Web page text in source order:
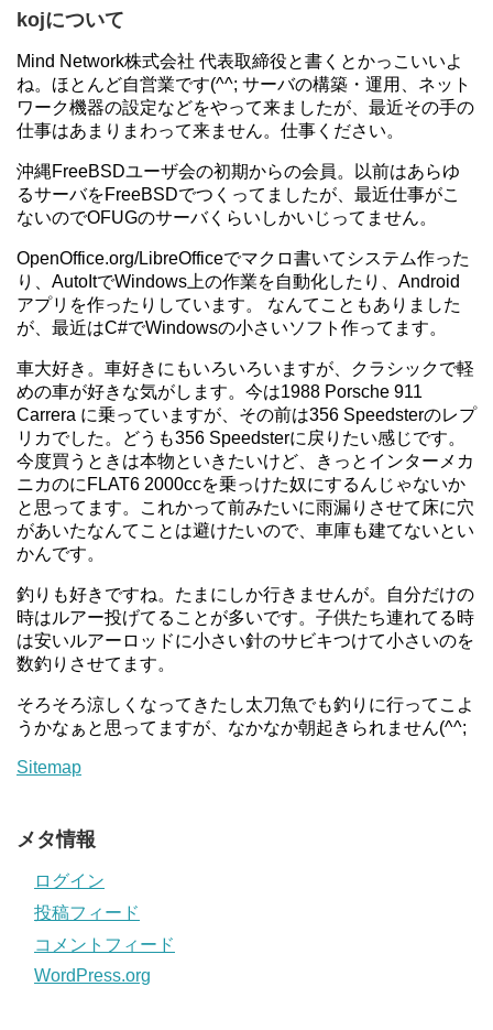
kojについて
Mind Network株式会社 代表取締役と書くとかっこいいよ
ね。ほとんど自営業です(^^; サーバの構築・運用、ネット
ワーク機器の設定などをやって来ましたが、最近その手の
仕事はあまりまわって来ません。仕事ください。
沖縄FreeBSDユーザ会の初期からの会員。以前はあらゆ
るサーバをFreeBSDでつくってましたが、最近仕事がこ
ないのでOFUGのサーバくらいしかいじってません。
OpenOffice.org/LibreOfficeでマクロ書いてシステム作った
り、AutoItでWindows上の作業を自動化したり、Android
アプリを作ったりしています。 なんてこともありました
が、最近はC#でWindowsの小さいソフト作ってます。
車大好き。車好きにもいろいろいますが、クラシックで軽
めの車が好きな気がします。今は1988 Porsche 911
Carrera に乗っていますが、その前は356 Speedsterのレプ
リカでした。どうも356 Speedsterに戻りたい感じです。
今度買うときは本物といきたいけど、きっとインターメカ
ニカのにFLAT6 2000ccを乗っけた奴にするんじゃないか
と思ってます。これかって前みたいに雨漏りさせて床に穴
があいたなんてことは避けたいので、車庫も建てないとい
かんです。
釣りも好きですね。たまにしか行きませんが。自分だけの
時はルアー投げてることが多いです。子供たち連れてる時
は安いルアーロッドに小さい針のサビキつけて小さいのを
数釣りさせてます。
そろそろ涼しくなってきたし太刀魚でも釣りに行ってこよ
うかなぁと思ってますが、なかなか朝起きられません(^^;
Sitemap
メタ情報
ログイン
投稿フィード
コメントフィード
WordPress.org